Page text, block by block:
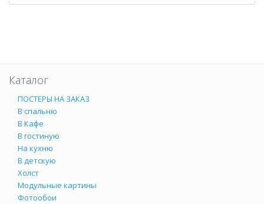
Каталог
ПОСТЕРЫ НА ЗАКАЗ
В спальню
В Кафе
В гостиную
На кухню
В детскую
Холст
Модульные картины
Фотообои